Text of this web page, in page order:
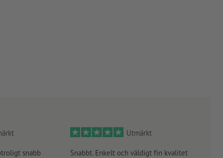
snabb
Utmärkt
Snabbt. Enkelt och väldigt fin kvalitet